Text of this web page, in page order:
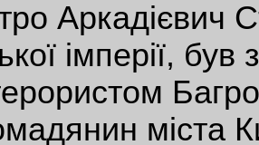
Аркадієвич
імперії,
міста